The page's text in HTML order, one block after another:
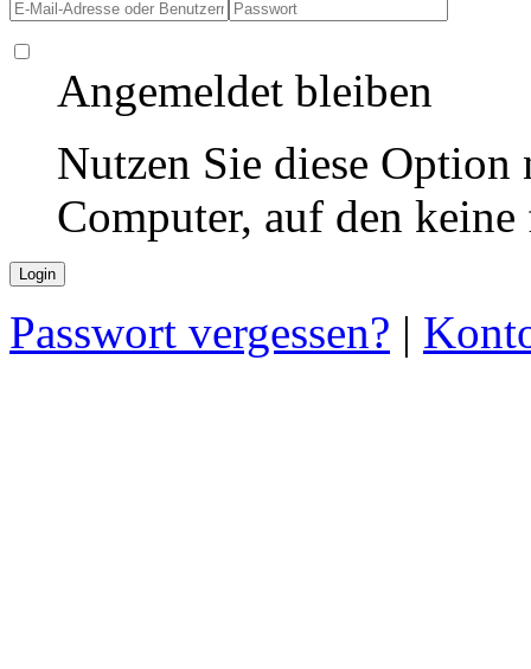
Angemeldet bleiben
Nutzen Sie diese
Computer, auf den
Passwort vergessen? |